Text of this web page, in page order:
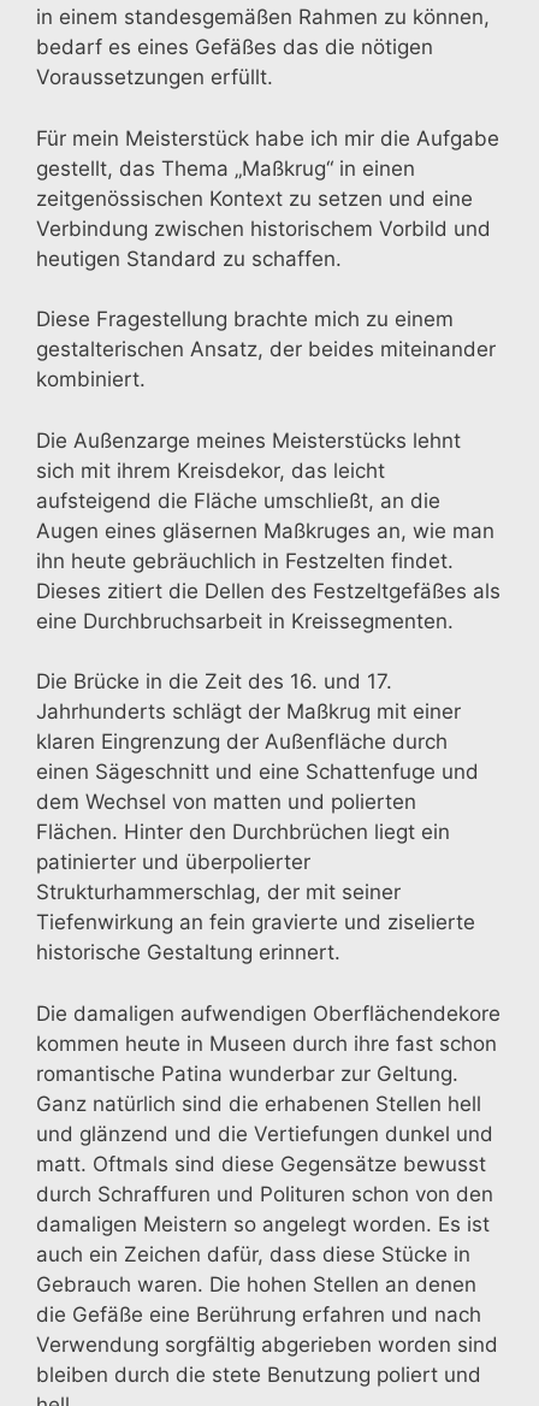
in einem standesgemäßen Rahmen zu können,
bedarf es eines Gefäßes das die nötigen
Voraussetzungen erfüllt.
Für mein Meisterstück habe ich mir die Aufgabe
gestellt, das Thema „Maßkrug“ in einen
zeitgenössischen Kontext zu setzen und eine
Verbindung zwischen historischem Vorbild und
heutigen Standard zu schaffen.
Diese Fragestellung brachte mich zu einem
gestalterischen Ansatz, der beides miteinander
kombiniert.
Die Außenzarge meines Meisterstücks lehnt
sich mit ihrem Kreisdekor, das leicht
aufsteigend die Fläche umschließt, an die
Augen eines gläsernen Maßkruges an, wie man
ihn heute gebräuchlich in Festzelten findet.
Dieses zitiert die Dellen des Festzeltgefäßes als
eine Durchbruchsarbeit in Kreissegmenten.
Die Brücke in die Zeit des 16. und 17.
Jahrhunderts schlägt der Maßkrug mit einer
klaren Eingrenzung der Außenfläche durch
einen Sägeschnitt und eine Schattenfuge und
dem Wechsel von matten und polierten
Flächen. Hinter den Durchbrüchen liegt ein
patinierter und überpolierter
Strukturhammerschlag, der mit seiner
Tiefenwirkung an fein gravierte und ziselierte
historische Gestaltung erinnert.
Die damaligen aufwendigen Oberflächendekore
kommen heute in Museen durch ihre fast schon
romantische Patina wunderbar zur Geltung.
Ganz natürlich sind die erhabenen Stellen hell
und glänzend und die Vertiefungen dunkel und
matt. Oftmals sind diese Gegensätze bewusst
durch Schraffuren und Polituren schon von den
damaligen Meistern so angelegt worden. Es ist
auch ein Zeichen dafür, dass diese Stücke in
Gebrauch waren. Die hohen Stellen an denen
die Gefäße eine Berührung erfahren und nach
Verwendung sorgfältig abgerieben worden sind
bleiben durch die stete Benutzung poliert und